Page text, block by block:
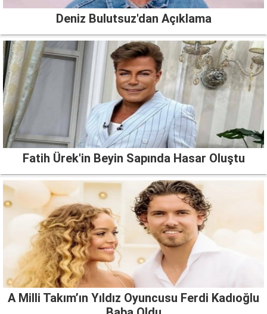
Deniz Bulutsuz'dan Açıklama
Fatih Ürek'in Beyin Sapında Hasar Oluştu
A Milli Takım’ın Yıldız Oyuncusu Ferdi Kadıoğlu